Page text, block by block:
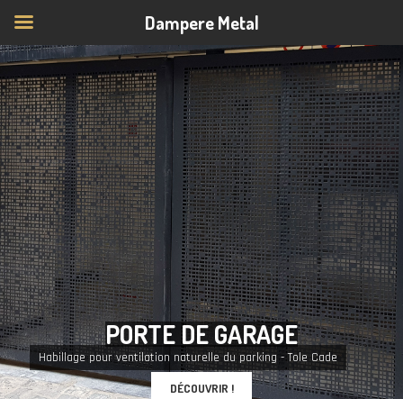
PORTEDEGARAGE
DÉCOUVRIR !
Habillage pour ventilation naturelle du parking - Tole Cade
Dampere Metal